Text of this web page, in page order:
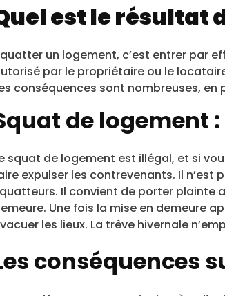
est le résultat
un logement, c’est entrer par
par le propriétaire ou le
conséquences sont nombreuses,
de logement
squat de logement est illégal, et si
expulser les contrevenants. Il n’est
Il convient de porter plainte
Une fois la mise en demeure
les lieux. La trêve hivernale
conséquences